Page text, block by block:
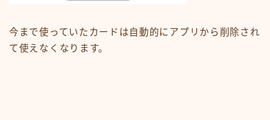
今まで使っていたカードは自動的にアプリから削除され
て使えなくなります。